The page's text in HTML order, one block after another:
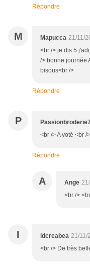
Répondre
M Mapucca 21/11/
<br /> je dis 5
/> bonne journée
bisous<br />
Répondre
P
<br /> A voté <br />
Répondre
A Ange
<br />
I idcreabea 21/11/
<br /> De très